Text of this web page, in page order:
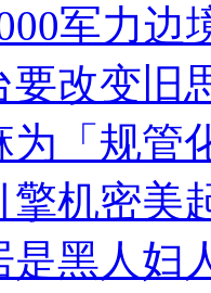
军力边
要改变旧
为「规管
擎机密美
是黑人妇